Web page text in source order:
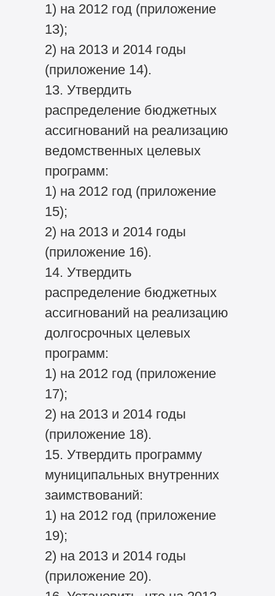
1) на 2012 год (приложение
13);
2) на 2013 и 2014 годы
(приложение 14).
13. Утвердить
распределение бюджетных
ассигнований на реализацию
ведомственных целевых
программ:
1) на 2012 год (приложение
15);
2) на 2013 и 2014 годы
(приложение 16).
14. Утвердить
распределение бюджетных
ассигнований на реализацию
долгосрочных целевых
программ:
1) на 2012 год (приложение
17);
2) на 2013 и 2014 годы
(приложение 18).
15. Утвердить программу
муниципальных внутренних
заимствований:
1) на 2012 год (приложение
19);
2) на 2013 и 2014 годы
(приложение 20).